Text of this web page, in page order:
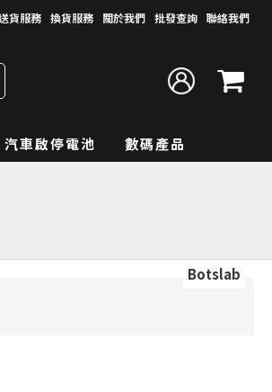
貨服務 換貨服務 關於我們 批發查詢 聯絡我們
車啟停電池 數碼產品
Botslab